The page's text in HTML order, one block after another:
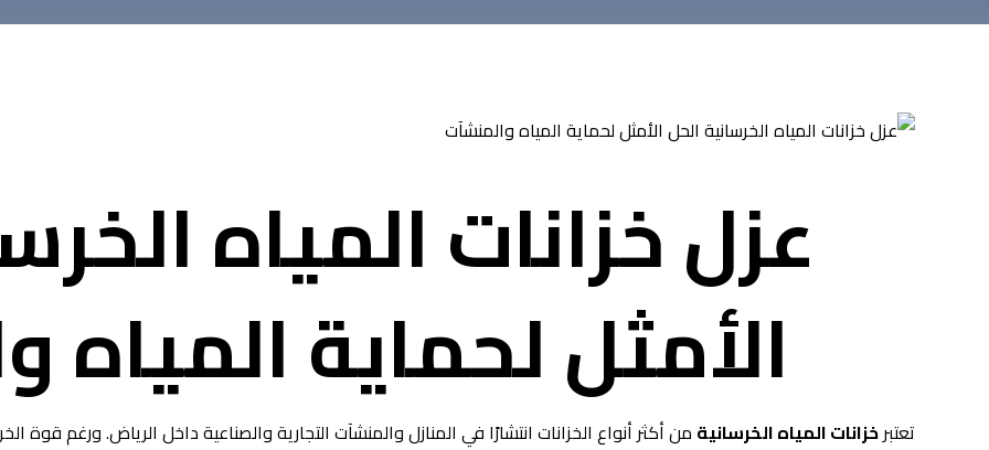
عزل خزانات المياه
الأمثل لحماية المياه
تعتبرخزانات المياه الخرسانية من أكثر أنواع الخزانات انتشارًا في المنازل والمنشآت التجارية والصناعية داخل الرياض. ورغم قوة